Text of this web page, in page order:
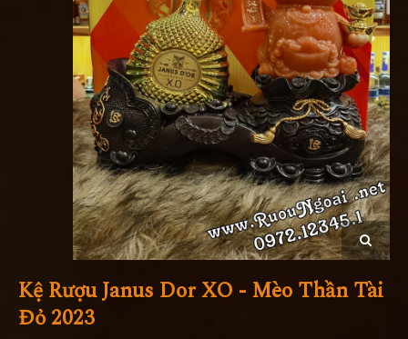
Kệ Rượu Janus Dor XO - Mèo Thần Tài
Đỏ 2023